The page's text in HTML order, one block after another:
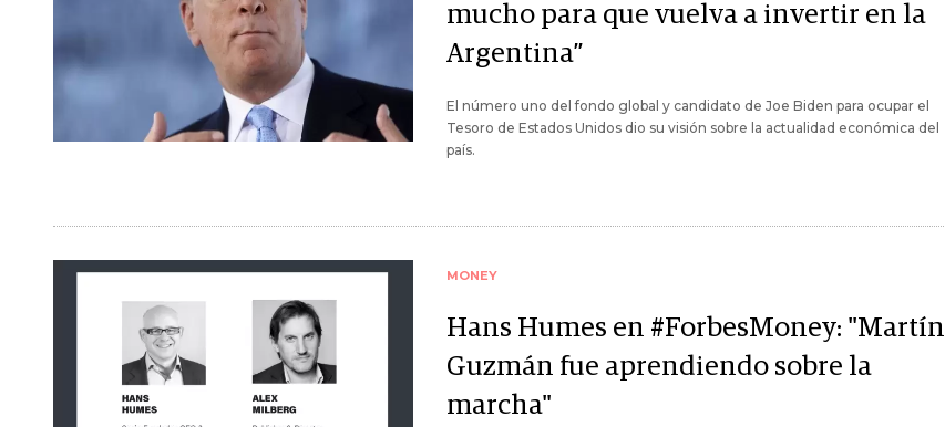
mucho para que vuelva a invertir en la
Argentina”
El número uno del fondo global y candidato de Joe Biden para ocupar el
Tesoro de Estados Unidos dio su visión sobre la actualidad económica del
país.
MONEY
Hans Humes en #ForbesMoney: "Martín
Guzmán fue aprendiendo sobre la
marcha"